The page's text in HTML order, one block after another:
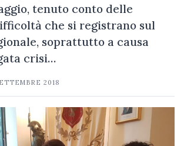
tenuto conto delle
che si registrano sul
soprattutto a causa
crisi…
2018